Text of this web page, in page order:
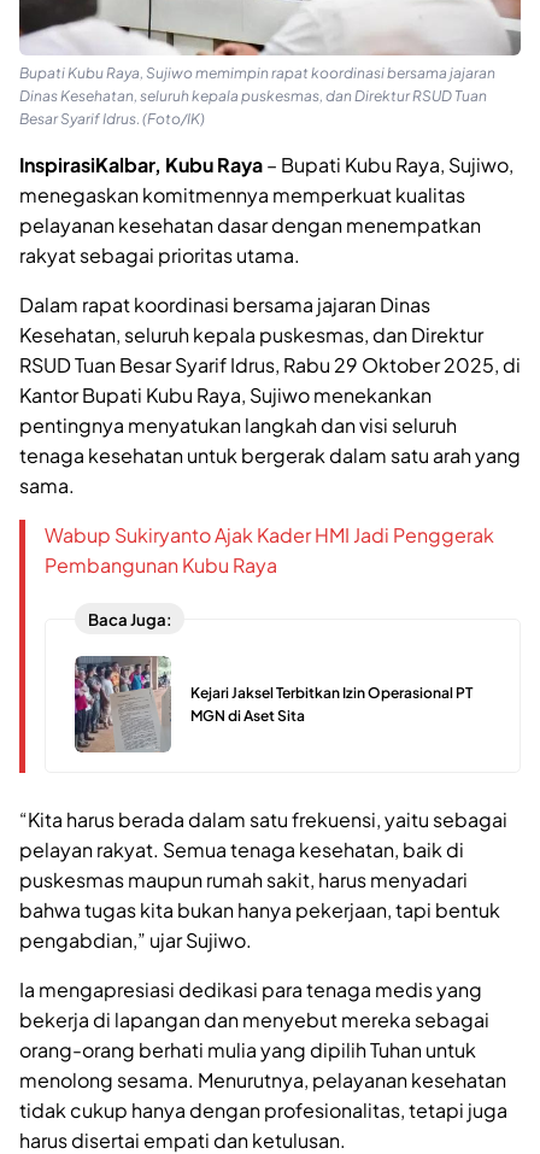
Bupati Kubu Raya, Sujiwo memimpin rapat koordinasi bersama jajaran
Dinas Kesehatan, seluruh kepala puskesmas, dan Direktur RSUD Tuan
Besar Syarif Idrus. (Foto/IK)
InspirasiKalbar, Kubu Raya– Bupati Kubu Raya, Sujiwo,
menegaskan komitmennya memperkuat kualitas
pelayanan kesehatan dasar dengan menempatkan
rakyat sebagai prioritas utama.
Dalam rapat koordinasi bersama jajaran Dinas
Kesehatan, seluruh kepala puskesmas, dan Direktur
RSUD Tuan Besar Syarif Idrus, Rabu 29 Oktober 2025, di
Kantor Bupati Kubu Raya, Sujiwo menekankan
pentingnya menyatukan langkah dan visi seluruh
tenaga kesehatan untuk bergerak dalam satu arah yang
sama.
Wabup Sukiryanto Ajak Kader HMI Jadi Penggerak
Pembangunan Kubu Raya
Baca Juga:
Kejari Jaksel Terbitkan Izin Operasional PT
MGN di Aset Sita
“Kita harus berada dalam satu frekuensi, yaitu sebagai
pelayan rakyat. Semua tenaga kesehatan, baik di
puskesmas maupun rumah sakit, harus menyadari
bahwa tugas kita bukan hanya pekerjaan, tapi bentuk
pengabdian,” ujar Sujiwo.
Ia mengapresiasi dedikasi para tenaga medis yang
bekerja di lapangan dan menyebut mereka sebagai
orang-orang berhati mulia yang dipilih Tuhan untuk
menolong sesama. Menurutnya, pelayanan kesehatan
tidak cukup hanya dengan profesionalitas, tetapi juga
harus disertai empati dan ketulusan.